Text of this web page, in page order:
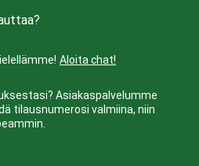
Aloita chat!
Asiakaspalvelumme
tilausnumerosi valmiina, niin